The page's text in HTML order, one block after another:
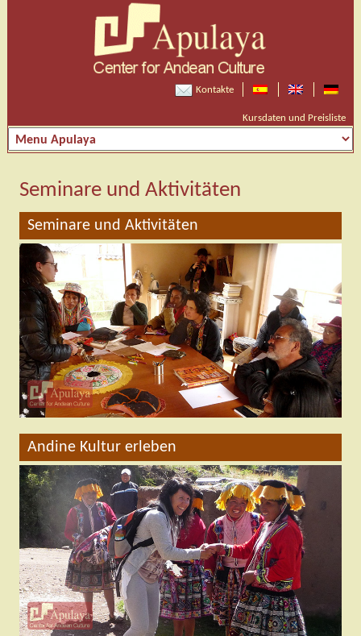
Kontakte
Kursdaten und Preisliste
Seminare und Aktivitäten
Seminare und Aktivitäten
Andine Kultur erleben